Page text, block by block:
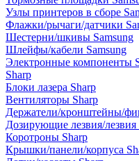
Узлы принтеров в сборе
Флажки/рычаги/датчики
Шестерни/шкивы Samsung
Шлейфы/кабели Samsung
Электронные компоненты
Sharp
Блоки лазера Sharp
Вентиляторы Sharp
Держатели/кронштейны/
Дозирующие лезвия/лезвия
Коротроны Sharp
Крышки/панели/корпуса